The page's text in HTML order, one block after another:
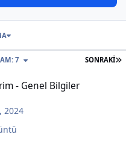
SONRAKI
7
- Genel Bilgiler
2024